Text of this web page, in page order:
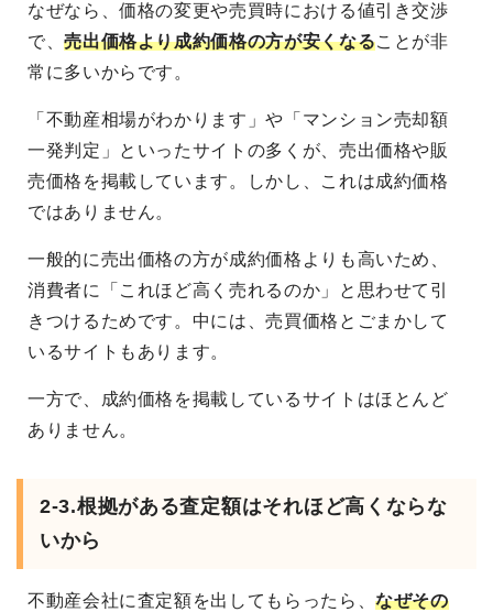
なぜなら、価格の変更や売買時における値引き交渉
で、売出価格より成約価格の方が安くなることが非
常に多いからです。
「不動産相場がわかります」や「マンション売却額
一発判定」といったサイトの多くが、売出価格や販
売価格を掲載しています。しかし、これは成約価格
ではありません。
一般的に売出価格の方が成約価格よりも高いため、
消費者に「これほど高く売れるのか」と思わせて引
きつけるためです。中には、売買価格とごまかして
いるサイトもあります。
一方で、成約価格を掲載しているサイトはほとんど
ありません。
2-3.根拠がある査定額はそれほど高くならな
いから
不動産会社に査定額を出してもらったら、なぜその